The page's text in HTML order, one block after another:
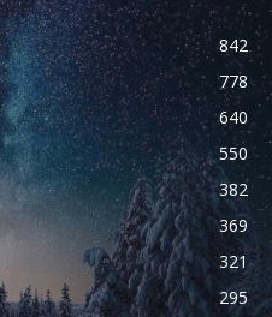
842
778
640
550
382
369
321
295